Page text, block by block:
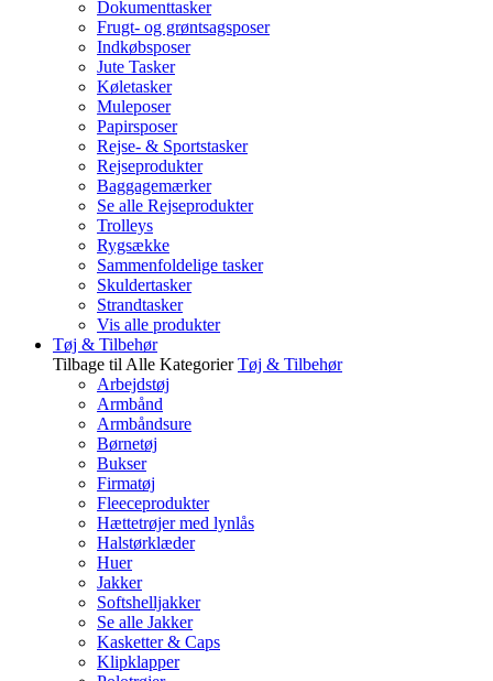
Dokumenttasker
Frugt- og grøntsagsposer
Indkøbsposer
Jute Tasker
Køletasker
Muleposer
Papirsposer
Rejse- & Sportstasker
Rejseprodukter
Baggagemærker
Se alle Rejseprodukter
Trolleys
Rygsække
Sammenfoldelige tasker
Skuldertasker
Strandtasker
Vis alle produkter
Tøj & Tilbehør
Tilbage til Alle Kategorier Tøj & Tilbehør
Arbejdstøj
Armbånd
Armbåndsure
Børnetøj
Bukser
Firmatøj
Fleeceprodukter
Hættetrøjer med lynlås
Halstørklæder
Huer
Jakker
Softshelljakker
Se alle Jakker
Kasketter & Caps
Klipklapper